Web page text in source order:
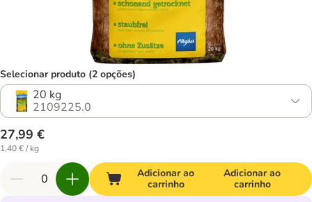
Selecionar produto (2 opções)
20 kg
2109225.0
27,99 €
1,40 € / kg
Adicionar ao
carrinho
Adicionar ao
carrinho